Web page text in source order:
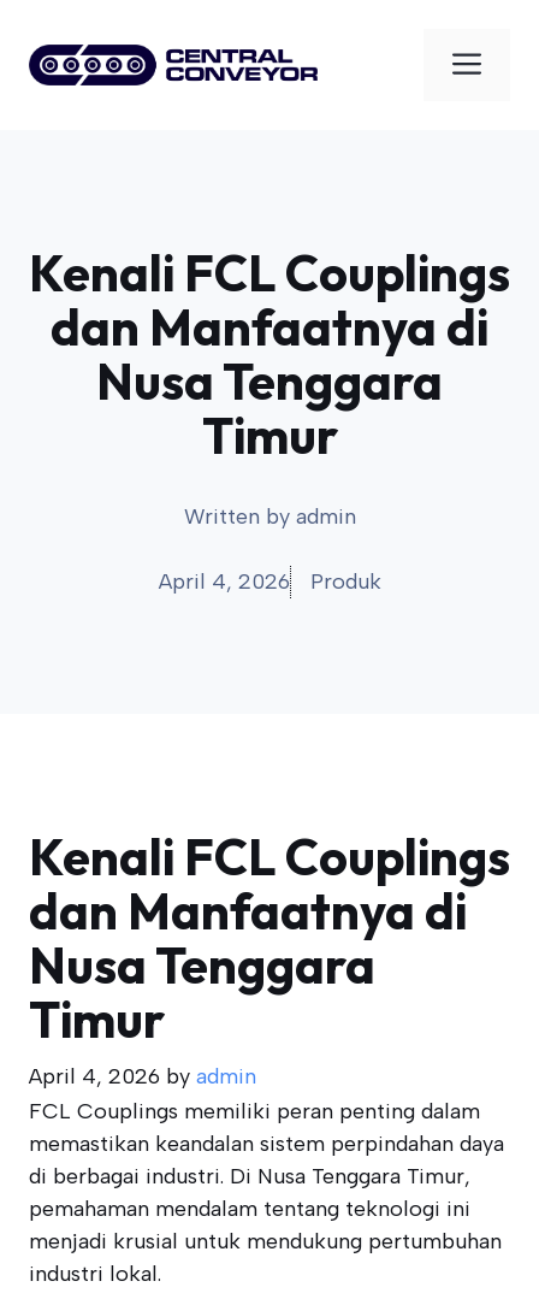
content
Kenali FCL Couplings
dan Manfaatnya di
Nusa Tenggara
Timur
Written by admin
April 4, 2026 Produk
Kenali FCL Couplings
dan Manfaatnya di
Nusa Tenggara
Timur
April 4, 2026 by admin
FCL Couplings memiliki peran penting dalam
memastikan keandalan sistem perpindahan daya
di berbagai industri. Di Nusa Tenggara Timur,
pemahaman mendalam tentang teknologi ini
menjadi krusial untuk mendukung pertumbuhan
industri lokal.